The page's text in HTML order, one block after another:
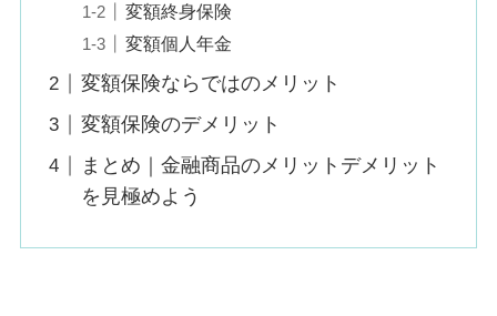
変額終身保険
変額個人年金
変額保険ならではのメリット
変額保険のデメリット
まとめ｜金融商品のメリットデメリット
を見極めよう